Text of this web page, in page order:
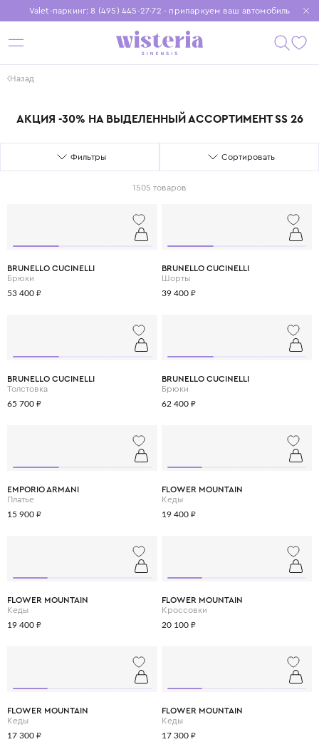
Valet-паркинг: 8 (495) 445-27-72 - припаркуем ваш автомобиль
Бесплатная доставка при заказе от 15 000 ₽
Установите приложение, чтобы покупки были еще удобнее
Назад
АКЦИЯ -30% НА ВЫДЕЛЕННЫЙ АССОРТИМЕНТ SS 26
Фильтры Сортировать
1505 товаров
BRUNELLO CUCINELLI
Брюки
53 400 ₽
BRUNELLO CUCINELLI
Шорты
39 400 ₽
BRUNELLO CUCINELLI
Толстовка
65 700 ₽
BRUNELLO CUCINELLI
Брюки
62 400 ₽
EMPORIO ARMANI
Платье
15 900 ₽
FLOWER MOUNTAIN
Кеды
19 400 ₽
FLOWER MOUNTAIN
Кеды
19 400 ₽
FLOWER MOUNTAIN
Кроссовки
20 100 ₽
FLOWER MOUNTAIN
Кеды
17 300 ₽
FLOWER MOUNTAIN
Кеды
17 300 ₽